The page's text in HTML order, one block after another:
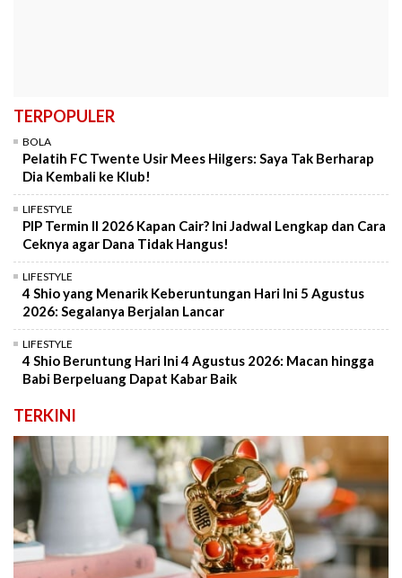
TERPOPULER
BOLA
Pelatih FC Twente Usir Mees Hilgers: Saya Tak Berharap
Dia Kembali ke Klub!
LIFESTYLE
PIP Termin II 2026 Kapan Cair? Ini Jadwal Lengkap dan Cara
Ceknya agar Dana Tidak Hangus!
LIFESTYLE
4 Shio yang Menarik Keberuntungan Hari Ini 5 Agustus
2026: Segalanya Berjalan Lancar
LIFESTYLE
4 Shio Beruntung Hari Ini 4 Agustus 2026: Macan hingga
Babi Berpeluang Dapat Kabar Baik
TERKINI